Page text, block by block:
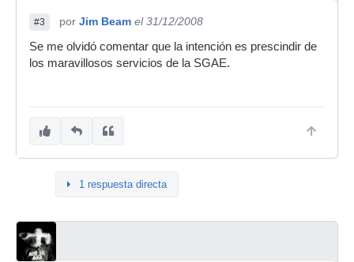
#3 por Jim Beam el 31/12/2008
Se me olvidó comentar que la intención es prescindir de
los maravillosos servicios de la SGAE.
1 respuesta directa